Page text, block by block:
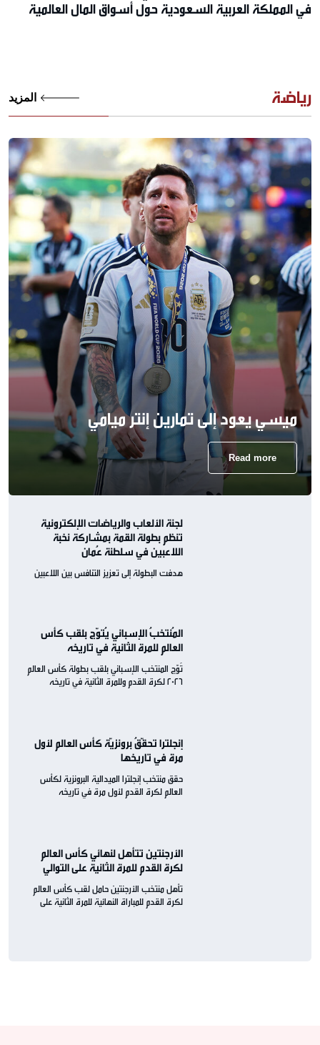
في المملكة العربية السعودية حول أسواق المال العالمية
رياضة المزيد
ميسي يعود إلى تمارين إنتر ميامي
Read more
لجنة الألعاب والرياضات الإلكترونية
تنظم بطولة القمة بمشاركة نخبة
اللاعبين في سلطنة عُمان
هدفت البطولة إلى تعزيز التنافس بين اللاعبين
المُنتخبُ الإسباني يُتوّج بلقب كأس
العالم للمرة الثانية في تاريخه
تُوّج المنتخب الإسباني بلقب بطولة كأس العالم
2026 لكرة القدم وللمرة الثانية في تاريخه
إنجلترا تحقّقُ برونزيّة كأس العالم لأول
مرة في تاريخها
حقق منتخب إنجلترا الميدالية البرونزية لكأس
العالم لكرة القدم لأول مرة في تاريخه
الأرجنتين تتأهل لنهائي كأس العالم
لكرة القدم للمرة الثانية على التوالي
تأهل منتخب الأرجنتين حامل لقب كأس العالم
لكرة القدم للمباراة النهائية للمرة الثانية على